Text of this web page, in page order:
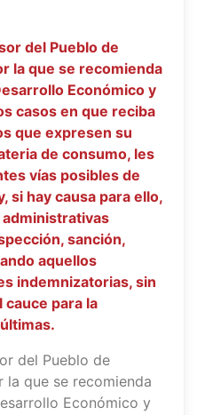
del Pueblo de
la que se recomienda
Económico y
casos en que reciba
que expresen su
de consumo, les
vías posibles de
si hay causa para ello,
sanción,
aquellos
indemnizatorias, sin
cauce para la
del Pueblo de
la que se recomienda
Económico y